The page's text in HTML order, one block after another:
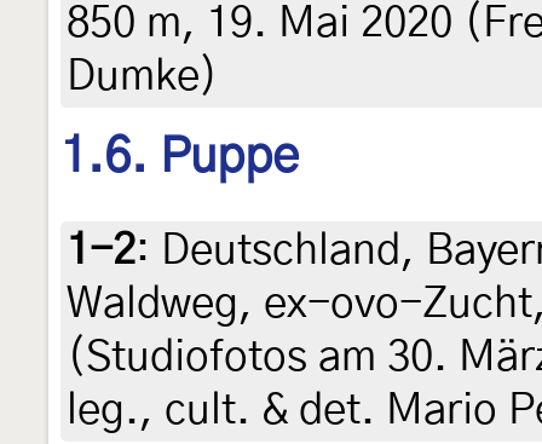
850 m, 19. Mai 2020
Dumke)
1.6. Puppe
1-2: Deutschland,
Waldweg, ex-ovo-
(Studiofotos am 30.
leg., cult. & det. Mario